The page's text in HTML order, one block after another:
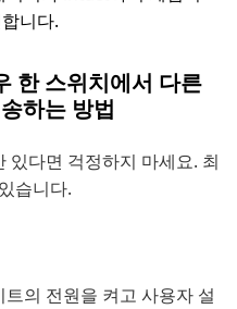
니다.
한 스위치에서 다른
하는 방법
있다면 걱정하지 마세요. 최
습니다.
의 전원을 켜고 사용자 설